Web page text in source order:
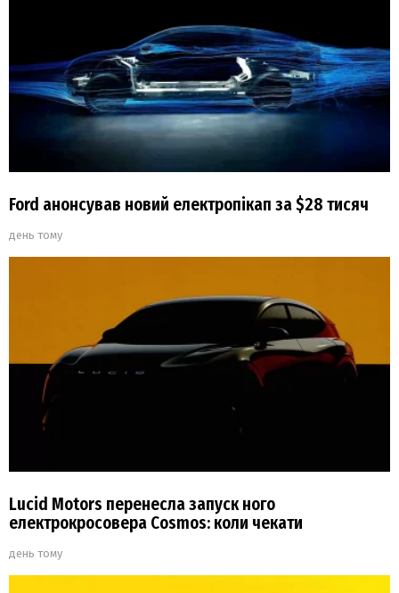
Ford анонсував новий електропікап за $28 тисяч
день тому
Lucid Motors перенесла запуск ного
електрокросовера Cosmos: коли чекати
день тому